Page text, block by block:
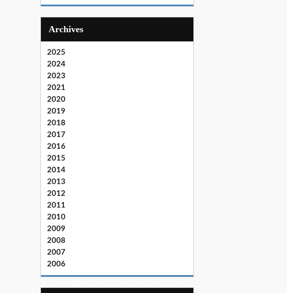
Archives
2025
2024
2023
2021
2020
2019
2018
2017
2016
2015
2014
2013
2012
2011
2010
2009
2008
2007
2006